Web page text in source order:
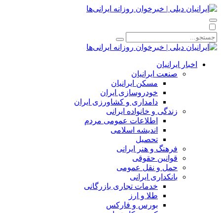
اخبار ایرانیان
صنعت ایرانیان
مسکن ایرانیان
خودروسازی ایران
دامداری و کشاورزی ایران
زندگی و خانواده ایرانی
اطلاعات عمومی مردم
اندیشه اسلامی
تحصیل
فرهنگ و هنر ایرانی
قوانین حقوقی
حمل و نقل عمومی
بانکداری ایرانی
خدمات تجاری بازرگانی
طلا و ارز
بورس و فارکس